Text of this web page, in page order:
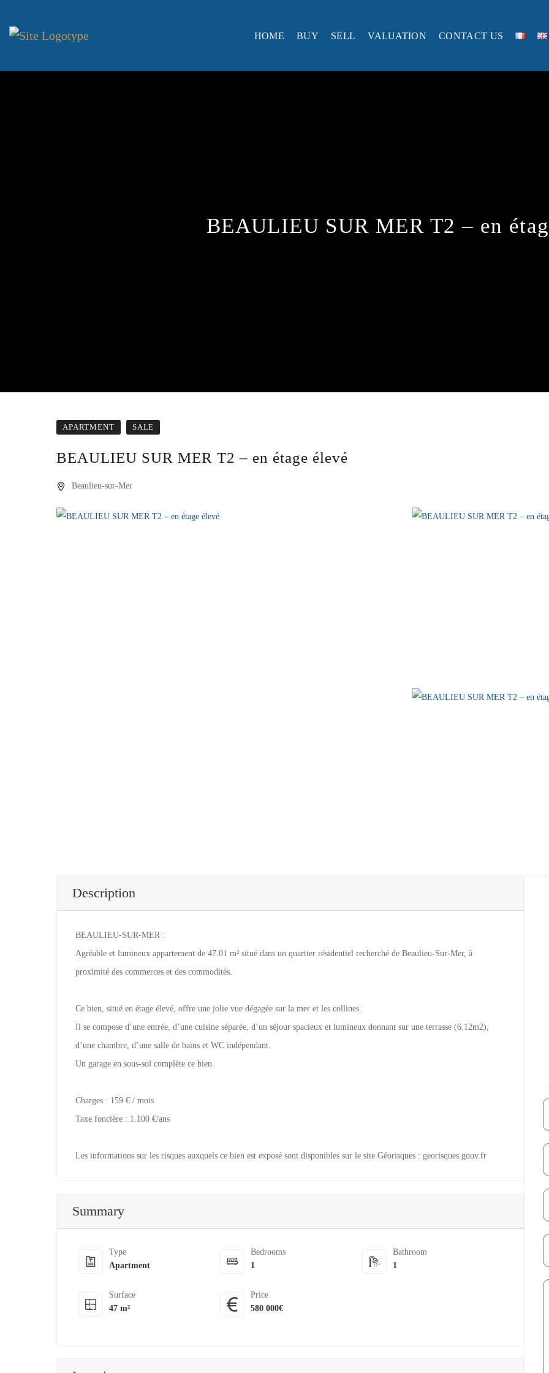
HOME BUY SELL VALUATION CONTACT US
BEAULIEU SUR MER T2 – en
APARTMENT SALE
BEAULIEU SUR MER T2 – en étage élevé
Beaulieu-sur-Mer
Description
BEAULIEU-SUR-MER :
Agréable et lumineux appartement de 47.01 m² situé dans un quartier résidentiel recherché de Beaulieu-Sur-Mer, à
proximité des commerces et des commodités.
Ce bien, situé en étage élevé, offre une jolie vue dégagée sur la mer et les collines.
Il se compose d’une entrée, d’une cuisine séparée, d’un séjour spacieux et lumineux donnant sur une terrasse (6.12m2),
d’une chambre, d’une salle de bains et WC indépendant.
Un garage en sous-sol complète ce bien.
Charges : 159 € / mois
Taxe foncière : 1.100 €/ans
Les informations sur les risques auxquels ce bien est exposé sont disponibles sur le site Géorisques : georisques.gouv.fr
Summary
Type
Apartment
Bedrooms
1
Bathroom
1
Surface
47 m²
Price
580 000€